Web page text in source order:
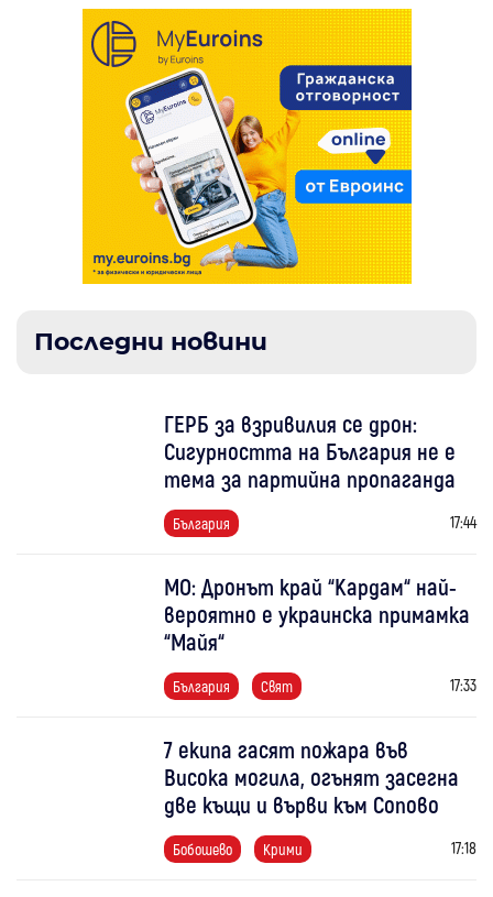
Последни новини
ГЕРБ за взривилия се дрон:
Сигурността на България не е
тема за партийна пропаганда
България 17:44
МО: Дронът край “Кардам“ най-
вероятно е украинска примамка
“Майя“
България Свят 17:33
7 екипа гасят пожара във
Висока могила, огънят засегна
две къщи и върви към Сопово
Бобошево Крими 17:18